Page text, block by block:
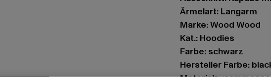
Ärmelart: Langarm
Marke: Wood Wood
Kat.: Hoodies
Farbe: schwarz
Hersteller Farbe: